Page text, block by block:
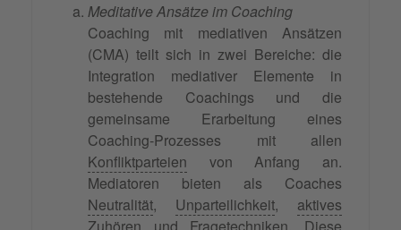
Meditative Ansätze im Coaching
Coaching mit mediativen Ansätzen
(CMA) teilt sich in zwei Bereiche: die
Integration mediativer Elemente in
bestehende Coachings und die
gemeinsame Erarbeitung eines
Coaching-Prozesses mit allen
Konfliktparteien von Anfang an.
Mediatoren bieten als Coaches
Neutralität, Unparteilichkeit, aktives